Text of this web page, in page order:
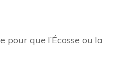
que l’Écosse ou la